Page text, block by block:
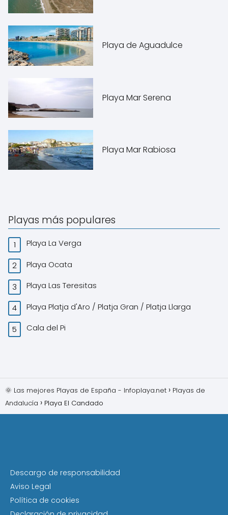
Playa de Aguadulce
Playa Mar Serena
Playa Mar Rabiosa
Playas más populares
Playa La Verga
Playa Ocata
Playa Las Teresitas
Playa Platja d'Aro / Platja Gran / Platja Llarga
Cala del Pi
🌞 Las mejores Playas de España - Infoplaya.net
Playas de
Andalucía
Playa El Candado
Descargo de responsabilidad
Aviso Legal
Política de cookies